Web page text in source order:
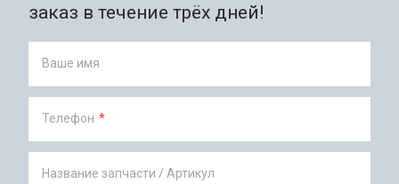
заказ в течение трёх дней!
Ваше имя
Телефон *
Название запчасти / Артикул